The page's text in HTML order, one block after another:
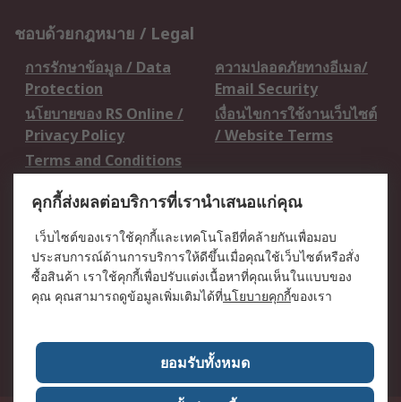
ชอบด้วยกฎหมาย / Legal
การรักษาข้อมูล / Data
Protection
ความปลอดภัยทางอีเมล/
Email Security
นโยบายของ RS Online /
Privacy Policy
เงื่อนไขการใช้งานเว็บไซต์
/ Website Terms
Terms and Conditions
เกี่ยวกับ RS / About RS
RS ทั่วโลก / RS
Worldwide
ข่าวประชาสัมพันธ์ / Press
Centre
บริษัทในเครือ RS /
วิธีการชำระเงิน /
เกี่ยวกับ RS / About RS
อาชีพที่ RS / Careers
คุกกี้ส่งผลต่อบริการที่เรานำเสนอแก่คุณ
เว็บไซต์ของเราใช้คุกกี้และเทคโนโลยีที่คล้ายกันเพื่อมอบ
ประสบการณ์ด้านการบริการให้ดีขึ้นเมื่อคุณใช้เว็บไซต์หรือสั่ง
ซื้อสินค้า เราใช้คุกกี้เพื่อปรับแต่งเนื้อหาที่คุณเห็นในแบบของ
คุณ คุณสามารถดูข้อมูลเพิ่มเติมได้ที่นโยบายคุกกี้ของเรา
ยอมรับทั้งหมด